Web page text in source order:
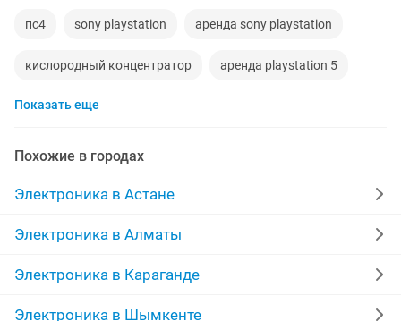
пс4 sony playstation аренда sony playstation
кислородный концентратор аренда playstation 5
аренда телевизоров
ps 4 прокат sony playstation 4
прокат sony playstation
аренда аренда компьютеров
sony playstation 4 прокат playstation4
Показать еще
Похожие в городах
Электроника в Астане
Электроника в Алматы
Электроника в Караганде
Электроника в Шымкенте